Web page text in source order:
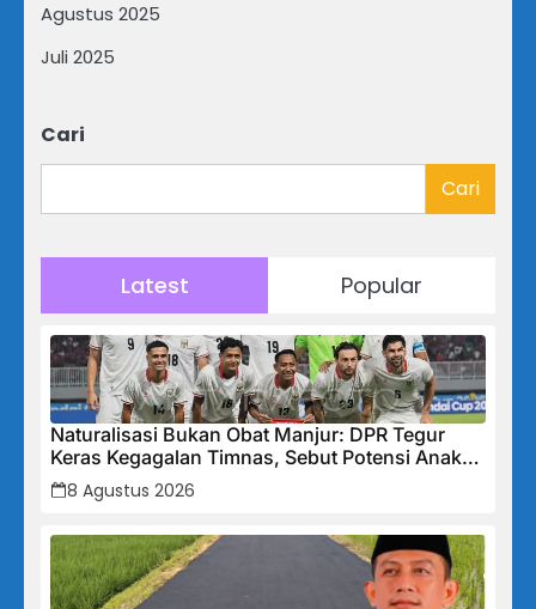
Agustus 2025
Juli 2025
Cari
Cari
Latest Popular
Naturalisasi Bukan Obat Manjur: DPR Tegur
Keras Kegagalan Timnas, Sebut Potensi Anak
Bangsa Terabaikan Demi “Jalan Pintas”
8 Agustus 2026